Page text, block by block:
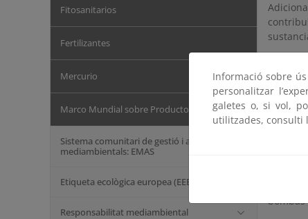
Fitosanitarios
Fertilizantes
Mercurio
Marco Mundial sobre Productos Químicos
Sistema comunitari de gestió i auditoria
mediambientals: EMAS
Etiqueta ecològica europea (EEE)
Responsabilitat mediambiental
para
hasta
Por su
bombas
Informació sobre
personalitzar
galetes o, si vol,
utilitzades, consulti